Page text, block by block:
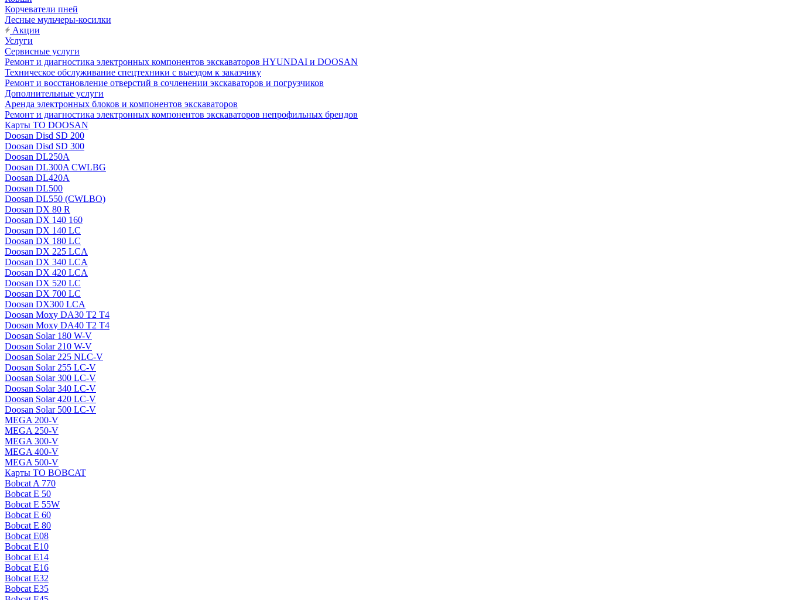
Корчеватели пней
Лесные мульчеры-косилки
Акции
Услуги
Сервисные услуги
Ремонт и диагностика электронных компонентов экскаваторов HYUNDAI и DOOSAN
Техническое обслуживание спецтехники с выездом к заказчику
Ремонт и восстановление отверстий в сочленении экскаваторов и погрузчиков
Дополнительные услуги
Аренда электронных блоков и компонентов экскаваторов
Ремонт и диагностика электронных компонентов экскаваторов непрофильных брендов
Карты ТО DOOSAN
Doosan Disd SD 200
Doosan Disd SD 300
Doosan DL250A
Doosan DL300A CWLBG
Doosan DL420A
Doosan DL500
Doosan DL550 (CWLBO)
Doosan DX 80 R
Doosan DX 140 160
Doosan DX 140 LC
Doosan DX 180 LC
Doosan DX 225 LCA
Doosan DX 340 LCA
Doosan DX 420 LCA
Doosan DX 520 LC
Doosan DX 700 LC
Doosan DX300 LCA
Doosan Moxy DA30 T2 T4
Doosan Moxy DA40 T2 T4
Doosan Solar 180 W-V
Doosan Solar 210 W-V
Doosan Solar 225 NLC-V
Doosan Solar 255 LC-V
Doosan Solar 300 LC-V
Doosan Solar 340 LC-V
Doosan Solar 420 LC-V
Doosan Solar 500 LC-V
MEGA 200-V
MEGA 250-V
MEGA 300-V
MEGA 400-V
MEGA 500-V
Карты ТО BOBCAT
Bobcat A 770
Bobcat E 50
Bobcat E 55W
Bobcat E 60
Bobcat E 80
Bobcat E08
Bobcat E10
Bobcat E14
Bobcat E16
Bobcat E32
Bobcat E35